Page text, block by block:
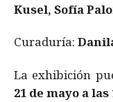
Kusel, Sofía
Curaduría:
La exhibición
21 de mayo a las